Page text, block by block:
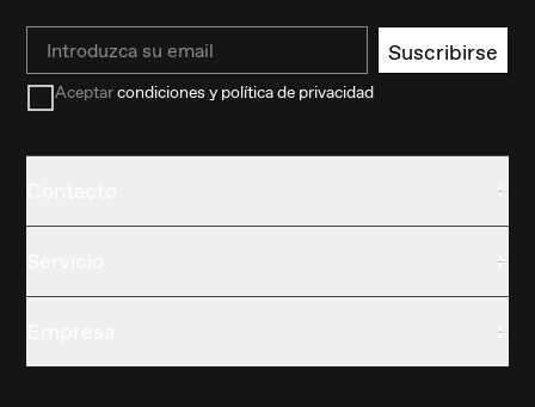
Email Suscribirse
Aceptarcondiciones y política de privacidad